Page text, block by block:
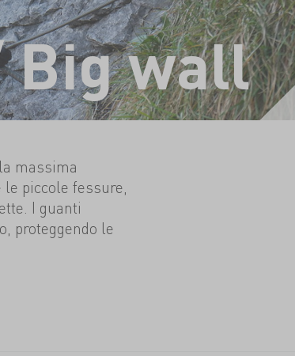
Big wall
massima
piccole fessure,
I guanti
proteggendo le
una protezione
affilati delle vie
solo